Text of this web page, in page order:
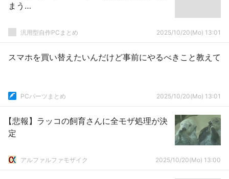
まう…
汎用型自作PCまとめ 2025/10/20(Mo) 13:01
スマホを買い替えたいんだけど事前にやるべきこと教えて
PCパーツまとめ 2025/10/20(Mo) 13:01
【悲報】ラッコの飼育さんに全モザ処理が決
定
アルファルファモザイク 2025/10/20(Mo) 13:00